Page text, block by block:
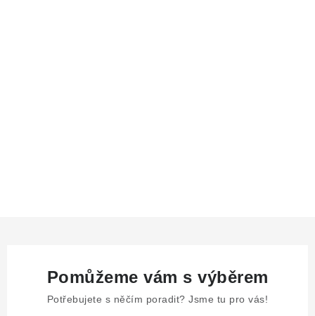
Pomůžeme vám s výběrem
Potřebujete s něčím poradit? Jsme tu pro vás!